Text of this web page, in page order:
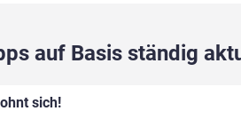
auf Basis ständig
sich!